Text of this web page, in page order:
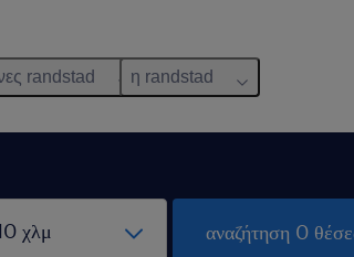
randstad η randstad
αναζήτηση 0